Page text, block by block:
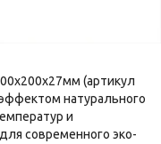
(артикул
натурального
и
современного эко-